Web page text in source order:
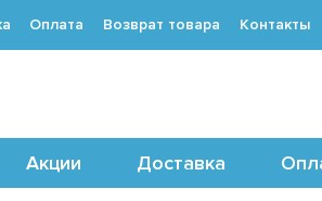
Акции Доставка
Оплата Возврат товара Контакты